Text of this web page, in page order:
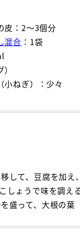
：2～3個分
混合 ：1袋
ねぎ）：少々
て、豆腐を加え
ょうで味を調える
って、大根の葉（